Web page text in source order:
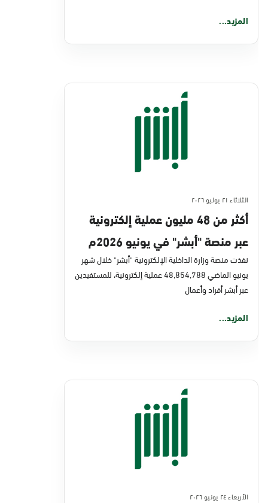
المزيد...
الثلاثاء ٢١ يوليو ٢٠٢٦
أكثر من 48 مليون عملية إلكترونية
عبر منصة "أبشر" في يونيو 2026م
نفذت منصة وزارة الداخلية الإلكترونية "أبشر" خلال شهر
يونيو الماضي 48,854,788 عملية إلكترونية، للمستفيدين
عبر أبشر أفراد وأعمال
المزيد...
الأربعاء ٢٤ يونيو ٢٠٢٦